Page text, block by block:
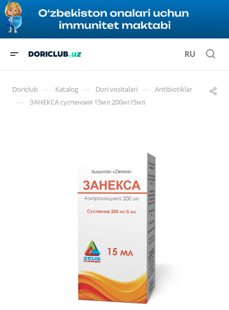
RU
Doriclub — Katalog — Dori vositalari — Antibiotiklar
— ЗАНЕКСА суспензия 15мл 200мг/5мл